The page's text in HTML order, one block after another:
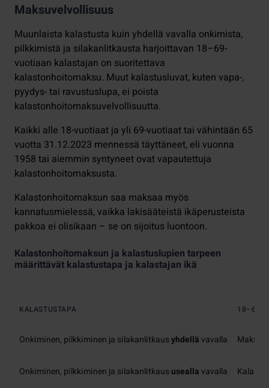
Maksuvelvollisuus
Muunlaista kalastusta kuin yhdellä vavalla onkimista,
pilkkimistä ja silakanlitkausta harjoittavan 18–69-
vuotiaan kalastajan on suoritettava
kalastonhoitomaksu. Muut kalastusluvat, kuten vapa-,
pyydys- tai ravustuslupa, ei poista
kalastonhoitomaksuvelvollisuutta.
Kaikki alle 18-vuotiaat ja yli 69-vuotiaat tai vähintään 65
vuotta 31.12.2023 mennessä täyttäneet, eli vuonna
1958 tai aiemmin syntyneet ovat vapautettuja
kalastonhoitomaksusta.
Kalastonhoitomaksun saa maksaa myös
kannatusmielessä, vaikka lakisääteistä ikäperusteista
pakkoa ei olisikaan – se on sijoitus luontoon.
Kalastonhoitomaksun ja kalastuslupien tarpeen
määrittävät kalastustapa ja kalastajan ikä
KALASTUSTAPA 18–69-
Onkiminen, pilkkiminen ja silakanlitkausyhdellävavalla
Onkiminen, pilkkiminen ja silakanlitkaususeallavavalla